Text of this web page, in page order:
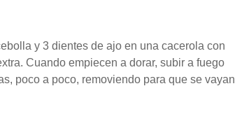
y 3 dientes de ajo en una cacerola con
Cuando empiecen a dorar, subir a fuego
poco a poco, removiendo para que se vayan